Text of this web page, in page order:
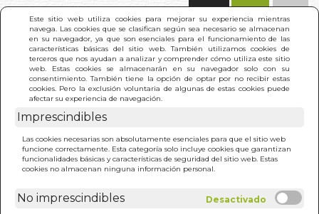
Este sitio web utiliza cookies para mejorar su experiencia mientras
navega. Las cookies que se clasifican según sea necesario se almacenan
en su navegador, ya que son esenciales para el funcionamiento de las
características básicas del sitio web. También utilizamos cookies de
terceros que nos ayudan a analizar y comprender cómo utiliza este sitio
web. Estas cookies se almacenarán en su navegador solo con su
consentimiento. También tiene la opción de optar por no recibir estas
cookies. Pero la exclusión voluntaria de algunas de estas cookies puede
afectar su experiencia de navegación.
Imprescindibles
Las cookies necesarias son absolutamente esenciales para que el sitio web
funcione correctamente. Esta categoría solo incluye cookies que garantizan
funcionalidades básicas y características de seguridad del sitio web. Estas
cookies no almacenan ninguna información personal.
No imprescindibles
INICIO > MONSTRUO MIO